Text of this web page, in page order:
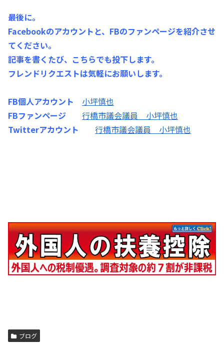
最後に。
Facebookのアカウントと、FBのファンページを紹介させ
てください。
記事を書くたび、こちらでも投下します。
フレンドリクエストは気軽にお願いします。
FB個人アカウント
小坪慎也
FBファンページ
行橋市議会議員 小坪慎也
Twitterアカウント
行橋市議会議員 小坪慎也
ブログ